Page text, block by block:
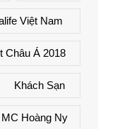
Việt Nam
Châu Á 2018
Khách Sạn
MC Hoàng Ny